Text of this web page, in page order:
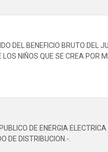
DEL BENEFICIO BRUTO DEL
NIÑOS QUE SE CREA POR
DE ENERGIA
DE DISTRIBUCION.-.